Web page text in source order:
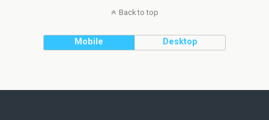
Back to top
Mobile Desktop